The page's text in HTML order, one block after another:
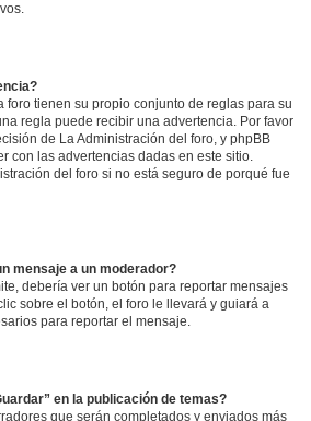
foro tienen su propio conjunto de reglas para su
regla puede recibir una advertencia. Por favor
de La Administración del foro, y phpBB
con las advertencias dadas en este sitio.
del foro si no está seguro de porqué fue
mensaje a un moderador?
debería ver un botón para reportar mensajes
sobre el botón, el foro le llevará y guiará a
para reportar el mensaje.
en la publicación de temas?
que serán completados y enviados más